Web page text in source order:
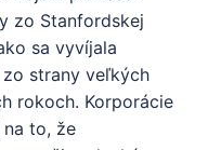
zo Stanfordskej
sa vyvíjala
strany veľkých
rokoch. Korporácie
to, že